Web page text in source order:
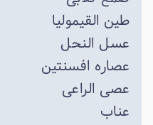
طین القیمولیا
عسل النحل
عصاره افسنتین
عصی الراعی
عناب